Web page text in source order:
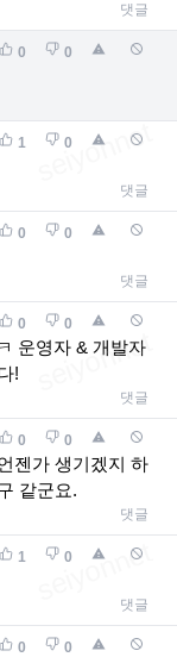
댓글
0 0
1 0
댓글
0 0
댓글
0 0
운영자 & 개발자
!
댓글
0 0
젠가 생기겠지 하
같군요.
댓글
1 0
댓글
0 0